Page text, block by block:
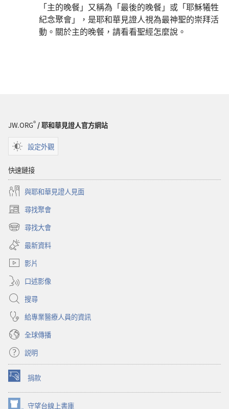
「主的晚餐」又稱為「最後的晚餐」或「耶穌犧牲
紀念聚會」，是耶和華見證人視為最神聖的崇拜活
動。關於主的晚餐，請看看聖經怎麼說。
JW.ORG®/ 耶和華見證人官方網站
設定外觀
快速鏈接
與耶和華見證人見面
尋找聚會
（開
啟
新
視
窗）
尋找大會
（開
啟
新
視
最新資料
影片
口述影像
搜尋
給專業醫療人員的資訊
全球傳播
説明
捐款
（開
啟
新
守望台線上書庫